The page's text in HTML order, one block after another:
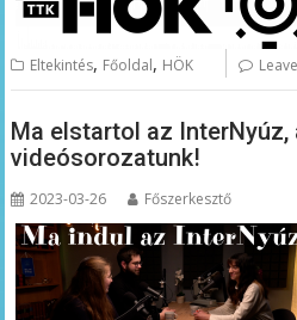
Eltekintés, Főoldal, HÖK
Ma elstartol az InterNyúz,
videósorozatunk!
2023-03-26 Főszerkesztő